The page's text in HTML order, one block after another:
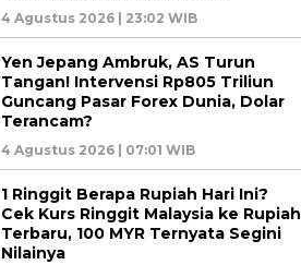
4 Agustus 2026 | 23:02 WIB
Yen Jepang Ambruk, AS Turun
Tangan! Intervensi Rp805 Triliun
Guncang Pasar Forex Dunia, Dolar
Terancam?
4 Agustus 2026 | 07:01 WIB
1 Ringgit Berapa Rupiah Hari Ini?
Cek Kurs Ringgit Malaysia ke Rupiah
Terbaru, 100 MYR Ternyata Segini
Nilainya